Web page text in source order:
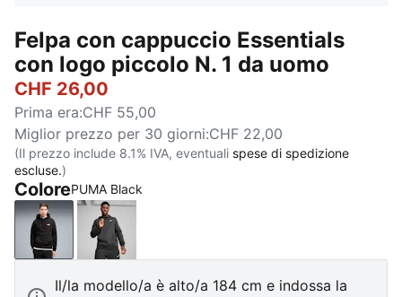
Felpa con cappuccio Essentials
con logo piccolo N. 1 da uomo
CHF 26,00
Prima era:CHF 55,00
Miglior prezzo per 30 giorni:CHF 22,00
(Il prezzo include 8.1% IVA, eventuali spese di spedizione
escluse.)
ColorePUMA Black
PUMA BlackDark Gray Heather
Il/la modello/a è alto/a 184 cm e indossa la